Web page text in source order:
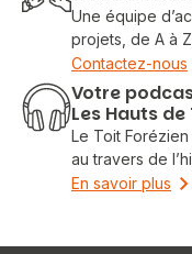
Une équipe
projets, de A à
Contactez-nous
Votre
Les Hauts
Le Toit
au travers de
En savoir plus